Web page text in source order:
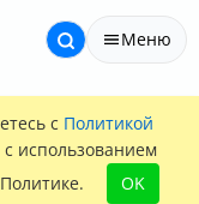
Меню
с Политикой
с использованием
OK